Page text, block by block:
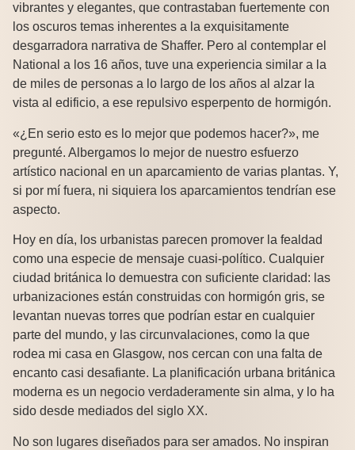
vibrantes y elegantes, que contrastaban fuertemente con
los oscuros temas inherentes a la exquisitamente
desgarradora narrativa de Shaffer. Pero al contemplar el
National a los 16 años, tuve una experiencia similar a la
de miles de personas a lo largo de los años al alzar la
vista al edificio, a ese repulsivo esperpento de hormigón.
«¿En serio esto es lo mejor que podemos hacer?», me
pregunté. Albergamos lo mejor de nuestro esfuerzo
artístico nacional en un aparcamiento de varias plantas. Y,
si por mí fuera, ni siquiera los aparcamientos tendrían ese
aspecto.
Hoy en día, los urbanistas parecen promover la fealdad
como una especie de mensaje cuasi-político. Cualquier
ciudad británica lo demuestra con suficiente claridad: las
urbanizaciones están construidas con hormigón gris, se
levantan nuevas torres que podrían estar en cualquier
parte del mundo, y las circunvalaciones, como la que
rodea mi casa en Glasgow, nos cercan con una falta de
encanto casi desafiante. La planificación urbana británica
moderna es un negocio verdaderamente sin alma, y lo ha
sido desde mediados del siglo XX.
No son lugares diseñados para ser amados. No inspiran